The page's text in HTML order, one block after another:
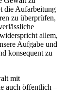
die Aufarbeitung
zu überprüfen,
allem,
Aufgabe und
konsequent zu
mit
auch öffentlich –